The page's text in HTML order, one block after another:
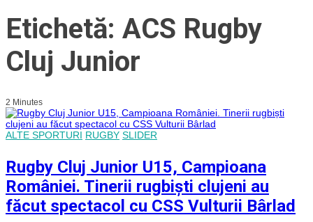
Etichetă: ACS Rugby
Cluj Junior
2 Minutes
ALTE SPORTURI RUGBY SLIDER
Rugby Cluj Junior U15, Campioana
României. Tinerii rugbiști clujeni au
făcut spectacol cu CSS Vulturii Bârlad